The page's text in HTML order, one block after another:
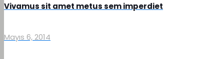
Vivamus sit amet metus sem imperdiet
Mayıs 6, 2014